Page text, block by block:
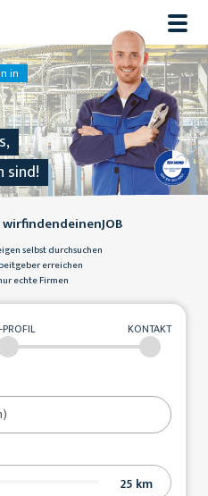
in
sind!
selbst durchsuchen
erreichen
echte Firmen
KONTAKT
25 km